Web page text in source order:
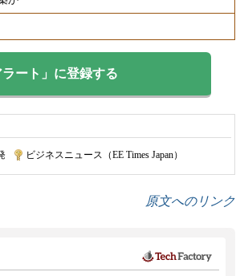
ート」に登録する
ビジネスニュース（EE Times Japan）
原文へのリンク